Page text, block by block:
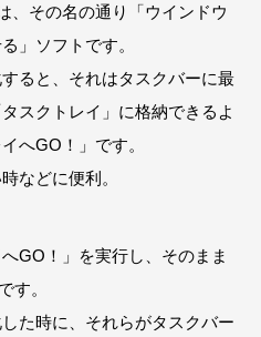
、その名の通り「ウインドウ
」ソフトです。
ると、それはタスクバーに最
スクトレイ」に格納できるよ
へGO！」です。
などに便利。
GO！」を実行し、そのまま
す。
た時に、それらがタスクバー